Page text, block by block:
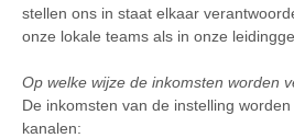
stellen ons in staat elkaar
onze lokale teams als in onze
Op welke wijze de inkomsten worden
De inkomsten van de instelling
kanalen: